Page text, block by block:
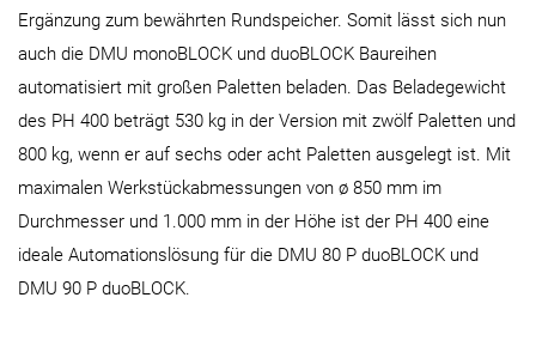
Ergänzung zum bewährten Rundspeicher. Somit lässt sich nun
auch die DMU monoBLOCK und duoBLOCK Baureihen
automatisiert mit großen Paletten beladen. Das Beladegewicht
des PH 400 beträgt 530 kg in der Version mit zwölf Paletten und
800 kg, wenn er auf sechs oder acht Paletten ausgelegt ist. Mit
maximalen Werkstückabmessungen von ø 850 mm im
Durchmesser und 1.000 mm in der Höhe ist der PH 400 eine
ideale Automationslösung für die DMU 80 P duoBLOCK und
DMU 90 P duoBLOCK.